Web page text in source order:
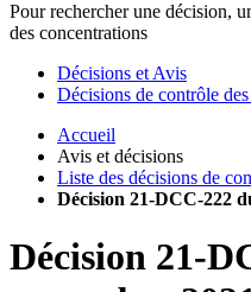
Pour rechercher une décision,
des concentrations
Décisions et Avis
Décisions de contrôle
Accueil
Avis et décisions
Liste des décisions de
Décision 21-DCC-222
Décision 21-